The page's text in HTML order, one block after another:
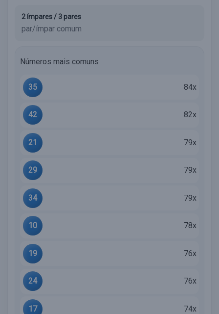
2 ímpares / 3 pares
par/ímpar comum
Números mais comuns
35 84x
42 82x
21 79x
29 79x
34 79x
10 78x
19 76x
24 76x
17 74x